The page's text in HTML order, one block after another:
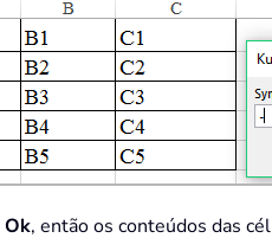
Ok, então os conteúdos das